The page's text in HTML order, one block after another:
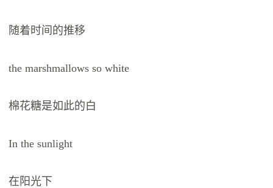
随着时间的推移
the marshmallows so white
棉花糖是如此的白
In the sunlight
在阳光下